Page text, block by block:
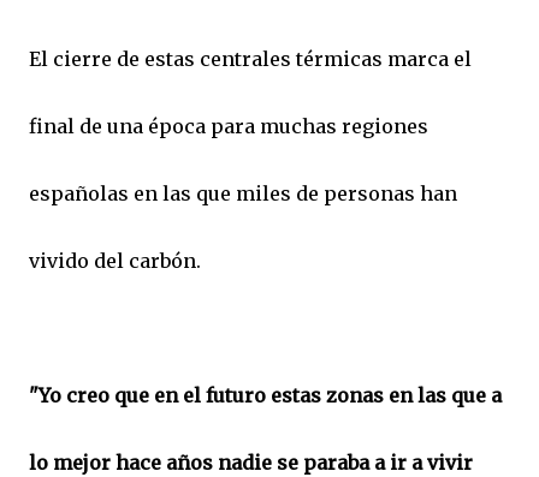
El cierre de estas centrales térmicas marca el
final de una época para muchas regiones
españolas en las que miles de personas han
vivido del carbón.
"Yo creo que en el futuro estas zonas en las que a
lo mejor hace años nadie se paraba a ir a vivir